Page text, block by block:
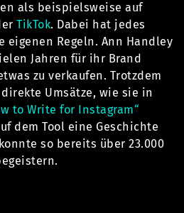
als beispielsweise auf
TikTok. Dabei hat jedes
eigenen Regeln. Ann Handley
Jahren für ihr Brand
zu verkaufen. Trotzdem
Umsätze, wie sie in
to Write for Instagram“
dem Tool eine Geschichte
so bereits über 23.000